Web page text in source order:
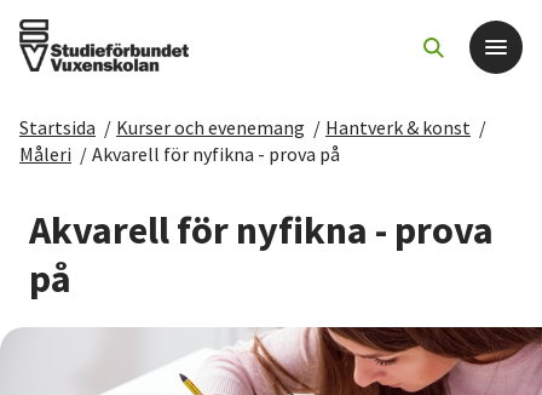
Det här gör vi
För dig som
Sök kurser och evenemang
Startsida / Kurser och evenemang / Hantverk & konst /
Måleri / Akvarell för nyfikna - prova på
Akvarell för nyfikna - prova
på